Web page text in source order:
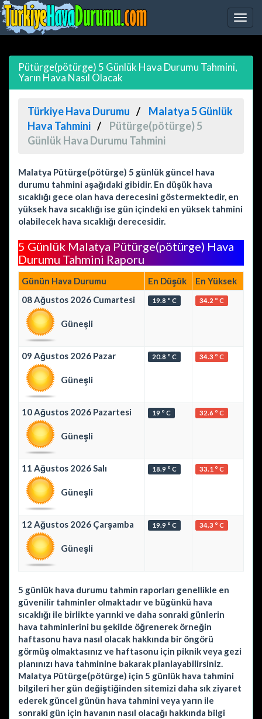
Pütürge(pötürge) 5 Günlük Hava Durumu Tahmini,
Yarın Hava Nasıl Olacak
Türkiye Hava Durumu
Malatya 5 Günlük
Hava Tahmini
Pütürge(pötürge) 5
Günlük Hava Durumu Tahmini
Malatya Pütürge(pötürge) 5 günlük güncel hava
durumu tahmini aşağıdaki gibidir. En düşük hava
sıcaklığı gece olan hava derecesini göstermektedir, en
yüksek hava sıcaklığı ise gün içindeki en yüksek tahmini
olabilecek hava sıcaklığı derecesidir.
5 Günlük Malatya Pütürge(pötürge) Hava
Durumu Tahmini Raporu
Günün Hava Durumu En Düşük
En Yüksek
08 Ağustos 2026 Cumartesi
Güneşli
19.8 ° C 34.2 ° C
09 Ağustos 2026 Pazar
Güneşli
20.8 ° C 34.3 ° C
10 Ağustos 2026 Pazartesi
Güneşli
19 ° C 32.6 ° C
11 Ağustos 2026 Salı
Güneşli
18.9 ° C 33.1 ° C
12 Ağustos 2026 Çarşamba
Güneşli
19.9 ° C 34.3 ° C
5 günlük hava durumu tahmin raporları genellikle en
güvenilir tahminler olmaktadır ve bügünkü hava
sıcaklığı ile birlikte yarınki ve daha sonraki günlerin
hava tahminlerini bu şekilde öğrenerek örneğin
haftasonu hava nasıl olacak hakkında bir öngörü
görmüş olmaktasınız ve haftasonu için piknik veya gezi
planınızı hava tahminine bakarak planlayabilirsiniz.
Malatya Pütürge(pötürge) için 5 günlük hava tahmini
bilgileri her gün değiştiğinden sitemizi daha sık ziyaret
ederek güncel günün hava tahmini veya yarın ile
sonraki gün için havanın nasıl olacağı hakkında bilgi